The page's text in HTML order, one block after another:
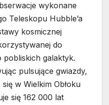
wykonane
Teleskopu Hubble’a
kosmicznej
do
pobliskich galaktyk.
pulsujące gwiazdy,
w Wielkim Obłoku
się 162 000 lat